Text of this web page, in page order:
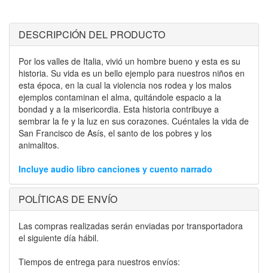
DESCRIPCIÓN DEL PRODUCTO
Por los valles de Italia, vivió un hombre bueno y esta es su
historia. Su vida es un bello ejemplo para nuestros niños en
esta época, en la cual la violencia nos rodea y los malos
ejemplos contaminan el alma, quitándole espacio a la
bondad y a la misericordia. Esta historia contribuye a
sembrar la fe y la luz en sus corazones. Cuéntales la vida de
San Francisco de Asís, el santo de los pobres y los
animalitos.
Incluye audio libro canciones y cuento narrado
POLÍTICAS DE ENVÍO
Las compras realizadas serán enviadas por transportadora
el siguiente día hábil.
Tiempos de entrega para nuestros envíos: